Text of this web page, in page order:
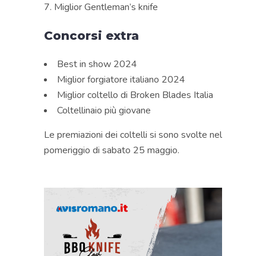
Miglior Gentleman’s knife
Concorsi extra
Best in show 2024
Miglior forgiatore italiano 2024
Miglior coltello di Broken Blades Italia
Coltellinaio più giovane
Le premiazioni dei coltelli si sono svolte nel
pomeriggio di sabato 25 maggio.